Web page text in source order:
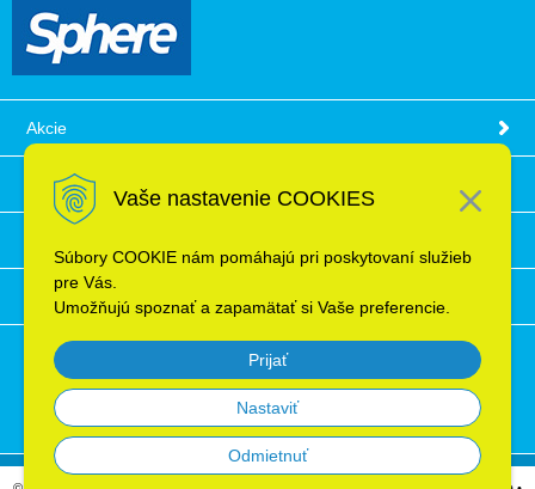
Vaše nastavenie COOKIES
Súbory COOKIE nám pomáhajú pri poskytovaní služieb
pre Vás.
Umožňujú spoznať a zapamätať si Vaše preferencie.
Prijať
Nastaviť
Odmietnuť
Akcie
Obchodné podmienky
Ochrana osobných údajov